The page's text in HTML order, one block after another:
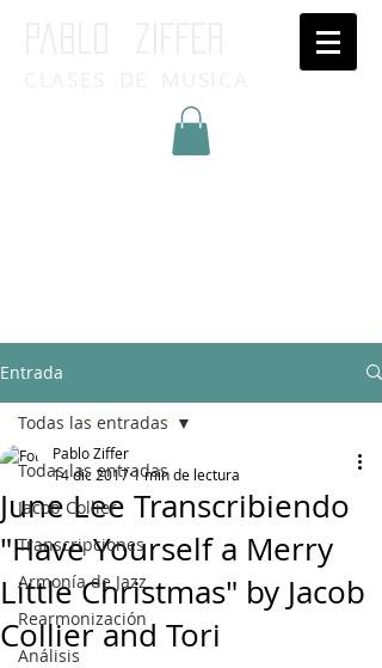
Entrada
Todas las entradas
Jacob Collier
Transcripciones
Armonía de Jazz
Rearmonización
Análisis
Todas las entradas
June Lee Transcribiendo
"Have Yourself a Merry
Little Christmas" by Jacob
Collier and Tori
Pablo Ziffer
14 dic 20171 min de lectura